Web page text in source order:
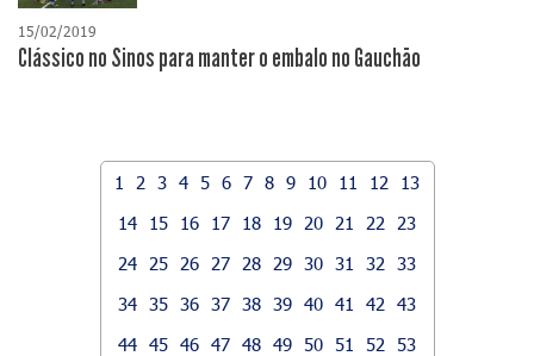
15/02/2019
Clássico no Sinos para manter o embalo no Gauchão
1 2 3 4 5 6 7 8 9 10 11 12
13
14
15 16 17 18 19 20 21 22
23
24
25 26 27 28 29 30 31 32
33
34 35 36 37 38 39 40 41 42
43
44 45 46 47 48 49 50 51 52
53